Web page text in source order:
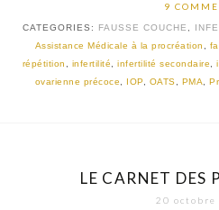
9
CATEGORIES: FAUSSE COUCHE
Assistance Médicale à la procréation
répétition
infertilité ,infertilité secondaire ,
ovarienne précoce
IOP OATS PMA
LE CARNET DES
20 octobre